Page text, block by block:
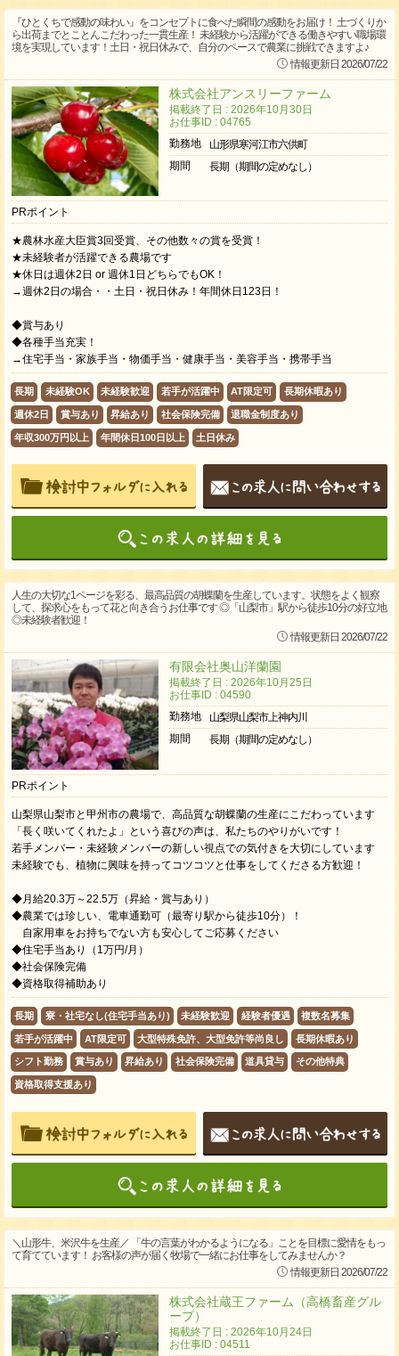
『ひとくちで感動の味わい』をコンセプトに食べた瞬間の感動をお届け！ 土づくりか
ら出荷までとことんこだわった一貫生産！ 未経験から活躍ができる働きやすい職場環
境を実現しています！土日・祝日休みで、自分のペースで農業に挑戦できますよ♪
情報更新日 2026/07/22
株式会社アンスリーファーム
掲載終了日 : 2026年10月30日
お仕事ID : 04765
勤務地
山形県寒河江市六供町
期間
長期（期間の定めなし）
PRポイント
★農林水産大臣賞3回受賞、その他数々の賞を受賞！
★未経験者が活躍できる農場です
★休日は週休2日 or 週休1日どちらでもOK！
→週休2日の場合・・土日・祝日休み！年間休日123日！
◆賞与あり
◆各種手当充実！
→住宅手当・家族手当・物価手当・健康手当・美容手当・携帯手当
長期 未経験OK 未経験歓迎 若手が活躍中 AT限定可 長期休暇あり
週休2日 賞与あり 昇給あり 社会保険完備 退職金制度あり
年収300万円以上 年間休日100日以上 土日休み
人生の大切な1ページを彩る、最高品質の胡蝶蘭を生産しています。状態をよく観察
して、探求心をもって花と向き合うお仕事です ◎「山梨市」駅から徒歩10分の好立地
◎未経験者歓迎！
情報更新日 2026/07/22
有限会社奥山洋蘭園
掲載終了日 : 2026年10月25日
お仕事ID : 04590
勤務地
山梨県山梨市上神内川
期間
長期（期間の定めなし）
PRポイント
山梨県山梨市と甲州市の農場で、高品質な胡蝶蘭の生産にこだわっています
「長く咲いてくれたよ」という喜びの声は、私たちのやりがいです！
若手メンバー・未経験メンバーの新しい視点での気付きを大切にしています
未経験でも、植物に興味を持ってコツコツと仕事をしてくださる方歓迎！
◆月給20.3万～22.5万（昇給・賞与あり）
◆農業では珍しい、電車通勤可（最寄り駅から徒歩10分）！
自家用車をお持ちでない方も安心してご応募ください
◆住宅手当あり（1万円/月）
◆社会保険完備
◆資格取得補助あり
長期 寮・社宅なし(住宅手当あり) 未経験歓迎 経験者優遇 複数名募集
若手が活躍中 AT限定可 大型特殊免許、大型免許等尚良し 長期休暇あり
シフト勤務 賞与あり 昇給あり 社会保険完備 道具貸与 その他特典
資格取得支援あり
＼山形牛、米沢牛を生産／ 「牛の言葉がわかるようになる」ことを目標に愛情をもっ
て育てています！ お客様の声が届く牧場で一緒にお仕事をしてみませんか？
情報更新日 2026/07/22
株式会社蔵王ファーム（高橋畜産グル
ープ）
掲載終了日 : 2026年10月24日
お仕事ID : 04511